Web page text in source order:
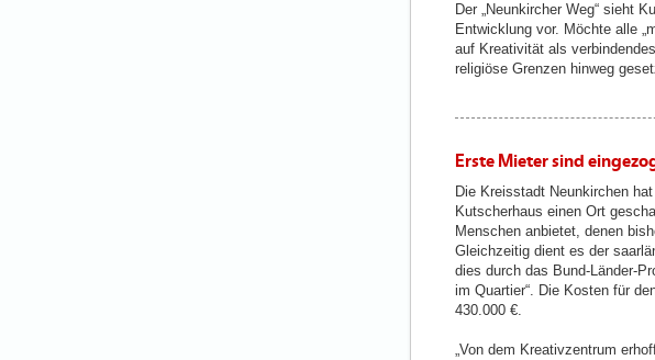
Der „Neunkircher Weg“ sieht
Entwicklung vor. Möchte alle
auf Kreativität als
religiöse Grenzen hinweg
Erste Mieter sind
Die Kreisstadt Neunkirchen
Kutscherhaus einen Ort
Menschen anbietet, denen
Gleichzeitig dient es der
dies durch das Bund-Länder-
im Quartier“. Die Kosten für
430.000 €.
„Von dem Kreativzentrum